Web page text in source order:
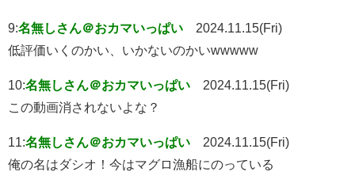
9:名無しさん＠おカマいっぱい
2024.11.15(Fri)
低評価いくのかい、いかないのかいwwwww
10:名無しさん＠おカマいっぱい
2024.11.15(Fri)
この動画消されないよな？
11:名無しさん＠おカマいっぱい
2024.11.15(Fri)
俺の名はダシオ！今はマグロ漁船にのっている